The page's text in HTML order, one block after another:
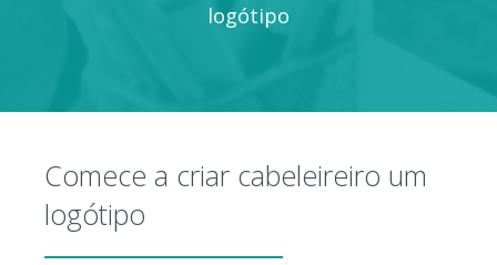
logótipo
Comece a criar cabeleireiro um
logótipo